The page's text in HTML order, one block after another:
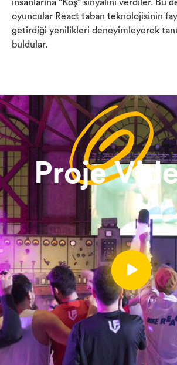
insanlarına “Koş” sinyalini verdiler. Bu
oyuncular React taban teknolojisinin
getirdiği yenilikleri deneyimleyerek
buldular.
Proje